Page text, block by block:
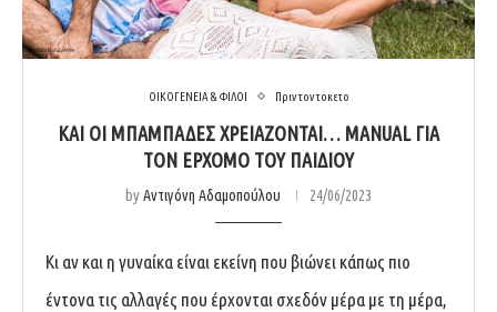
ΟΙΚΟΓΕΝΕΙΑ & ΦΙΛΟΙ Πριν τον τοκετο
ΚΑΙ ΟΙ ΜΠΑΜΠΑΔΕΣ ΧΡΕΙΑΖΟΝΤΑΙ… MANUAL ΓΙΑ
ΤΟΝ ΕΡΧΟΜΟ ΤΟΥ ΠΑΙΔΙΟΥ
byΑντιγόνη Αδαμοπούλου 24/06/2023
Κι αν και η γυναίκα είναι εκείνη που βιώνει κάπως πιο
έντονα τις αλλαγές που έρχονται σχεδόν μέρα με τη μέρα,